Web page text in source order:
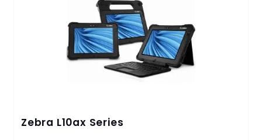
Zebra L10ax Series